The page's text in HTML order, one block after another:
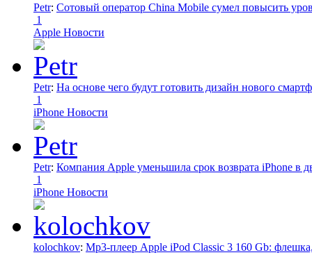
Petr: Сотовый оператор China Mobile сумел повысить
1
Apple Новости
Petr: На основе чего будут готовить дизайн нового
1
iPhone Новости
Petr: Компания Apple уменьшила срок возврата iPhone в
1
iPhone Новости
kolochkov: Mp3-плеер Apple iPod Classic 3 160 Gb: